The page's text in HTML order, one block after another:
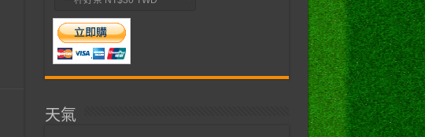
天氣